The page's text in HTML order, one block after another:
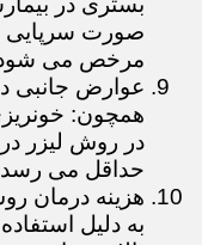
صورت سرپایی
مرخص می
عوارض جانبی
همچون:
در روش لیزر
حداقل می
هزینه درمان
به دلیل